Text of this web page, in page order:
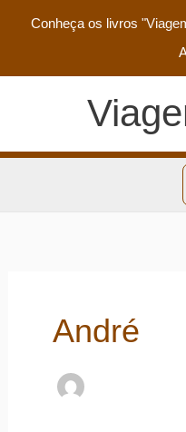
Conheça os livros
André